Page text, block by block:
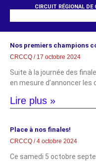
CIRCUIT RÉGIONAL DE
Nos premiers champions
CRCCQ 17 octobre 2024
Suite à la journée des
en mesure d’annoncer
Lire plus »
Place à nos finales!
CRCCQ 4 octobre 2024
Ce samedi 5 octobre